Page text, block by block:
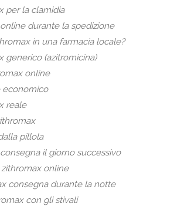
per la clamidia
durante la spedizione
in una farmacia locale?
generico (azitromicina)
online
economico
reale
pillola
il giorno successivo
online
consegna durante la notte
con gli stivali